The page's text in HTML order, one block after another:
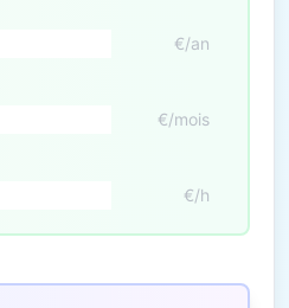
€/an
€/mois
€/h